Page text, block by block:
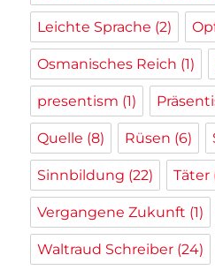
Leichte Sprache (2)
Osmanisches Reich (1)
presentism (1)
Quelle (8) Rüsen (6)
Sinnbildung (22) Täter
Vergangene Zukunft (1)
Waltraud Schreiber (24)